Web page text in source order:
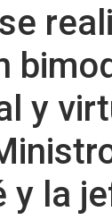
y
y la